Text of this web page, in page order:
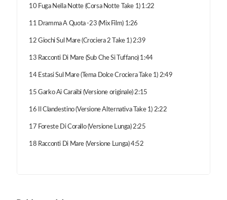
10 Fuga Nella Notte (Corsa Notte Take 1) 1:22
11 Dramma A Quota -23 (Mix Film) 1:26
12 Giochi Sul Mare (Crociera 2 Take 1) 2:39
13 Racconti Di Mare (Sub Che Si Tuffano) 1:44
14 Estasi Sul Mare (Tema Dolce Crociera Take 1) 2:49
15 Garko Ai Caraibi (Versione originale) 2:15
16 Il Clandestino (Versione Alternativa Take 1) 2:22
17 Foreste Di Corallo (Versione Lunga) 2:25
18 Racconti Di Mare (Versione Lunga) 4:52